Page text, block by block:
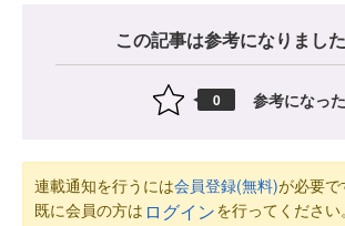
この記事は参考になりまし
0 参考になった
連載通知を行うには会員登録(無料)が必要で
既に会員の方は ログインを行ってください。